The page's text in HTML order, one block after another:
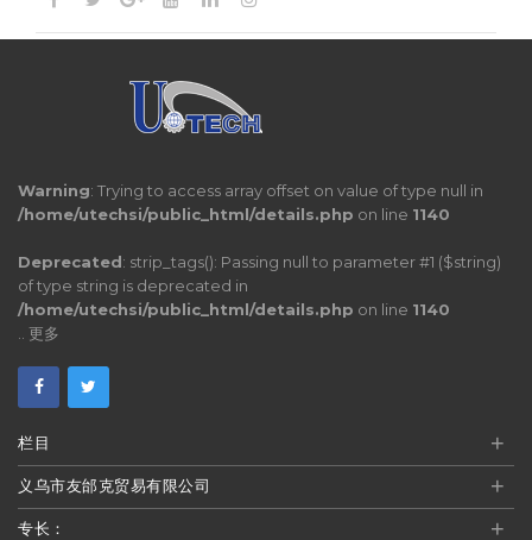
Warning: Trying to access array offset on value of type null in
/home/utechsi/public_html/details.php on line 1140
Deprecated: strip_tags(): Passing null to parameter #1 ($string)
of type string is deprecated in
/home/utechsi/public_html/details.php on line 1140
更多
栏目 +
义乌市友邰克贸易有限公司 +
专长： +